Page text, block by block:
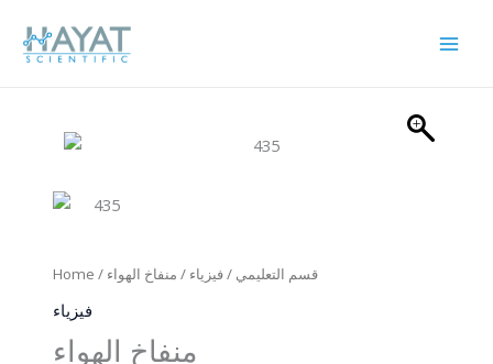
content
Home / قسم التعليمي /فيزياء / منفاخ الهواء
فيزياء
منفاخ الهواء